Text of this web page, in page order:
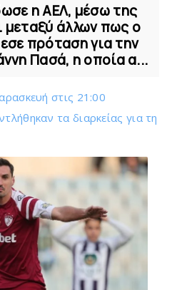
η ΑΕΛ, μέσω της
μεταξύ άλλων πως ο
πρόταση για την
Πασά, η οποία α...
στις 21:00
τα διαρκείας για τη